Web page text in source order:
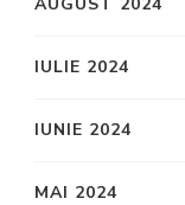
IULIE 2024
IUNIE 2024
MAI 2024